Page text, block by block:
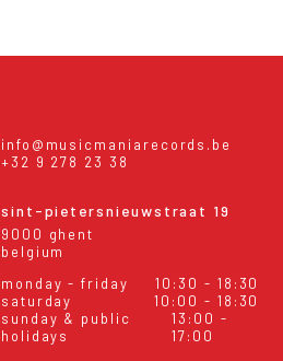
info@musicmaniarecords.be
+32 9 278 23 38
sint-pietersnieuwstraat 19
9000 ghent
belgium
monday - friday
10:30 - 18:30
saturday
10:00 - 18:30
sunday & public
holidays
13:00 -
17:00